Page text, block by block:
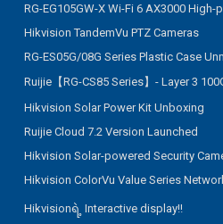
RG-EG105GW-X Wi-Fi 6 AX3000 High-
Hikvision TandemVu PTZ Cameras
RG-ES05G/08G Series Plastic Case
Ruijie【RG-CS85 Series】- Layer 3
Hikvision Solar Power Kit Unboxing
Ruijie Cloud 7.2 Version Launched
Hikvision Solar-powered Security
Hikvision ColorVu Value Series
Hikvisionရဲ့ Interactive display!!